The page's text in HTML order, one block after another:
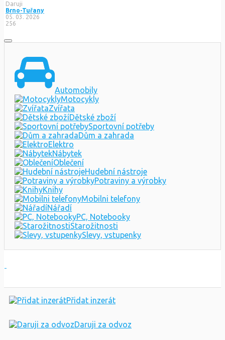
Daruji
Brno-Tuřany
05. 03. 2026
256
Automobily
Motocykly
Zvířata
Dětské zboží
Sportovní potřeby
Dům a zahrada
Elektro
Nábytek
Oblečení
Hudební nástroje
Potraviny a výrobky
Knihy
Mobilni telefony
Nářadí
PC, Notebooky
Starožitnosti
Slevy, vstupenky
Přidat inzerát
Daruji za odvoz